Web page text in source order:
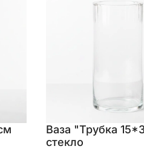
Ваза "Трубка
стекло